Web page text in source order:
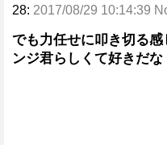
28: 2017/08/29 10:14:39
でも力任せに叩き切る
ンジ君らしくて好きだな